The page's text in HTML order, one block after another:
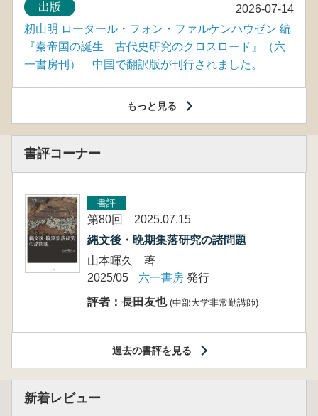
2026-07-14
出版
籾山明 ロータール・フォン・ファルケンハウゼン 編
『秦帝国の誕生 古代史研究のクロスロード』（六
一書房刊） 中国で翻訳版が刊行されました。
もっと見る
書評コーナー
書評
第80回 2025.07.15
縄文後・晩期集落研究の諸問題
山本暉久 著
2025/05
六一書房 発行
評者：長田友也 (中部大学非常勤講師)
過去の書評を見る
新着レビュー